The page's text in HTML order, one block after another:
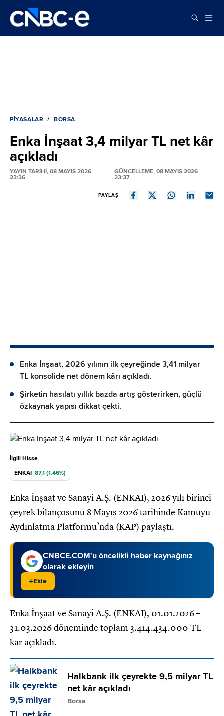
PIYASALAR BORSA
Enka İnşaat 3,4 milyar TL net kâr
açıkladı
YAYIN TARİHİ, 08 MAYIS 2026
23:36
GÜNCELLEME, 08 MAYIS 2026
23:37
PAYLAŞ
Enka İnşaat, 2026 yılının ilk çeyreğinde 3,41 milyar
TL konsolide net dönem kârı açıkladı.
Şirketin hasılatı yıllık bazda artış gösterirken, güçlü
özkaynak yapısı dikkat çekti.
İlgili Hisse
ENKAI 87.1 (1.46%)
Enka İnşaat ve Sanayi A.Ş. (ENKAI), 2026 yılı birinci
çeyrek bilançosunu 8 Mayıs 2026 tarihinde Kamuyu
Aydınlatma Platformu’nda (KAP) paylaştı.
CNBCE.COM'u öncelikli haber kaynağınız
olarak ekleyin
+Ekle
Enka İnşaat ve Sanayi A.Ş. (ENKAI), 01.01.2026 –
31.03.2026 döneminde toplam 3.414.434.000 TL
kar açıkladı.
Halkbank ilk çeyrekte 9,5 milyar TL
net kâr açıkladı
Borsa